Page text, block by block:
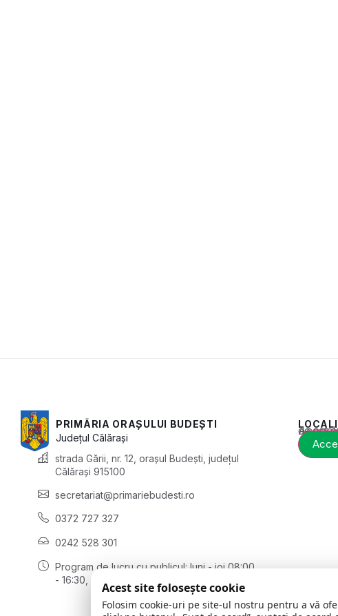
PRIMĂRIA ORAȘULUI BUDEȘTI
JudețulCălărași
strada Gării, nr. 12, orașul Budești, județul
Călărași 915100
secretariat@primariebudesti.ro
0372 727 327
0242 528 301
Program de lucru cu publicul: luni - joi 08:00
- 16:30, vineri 08:00 - 14:00
Acest conținut este blocat până când acceptați
Acest site folosește cookie
Folosim cookie-uri pe site-ul nostru pentru a vă